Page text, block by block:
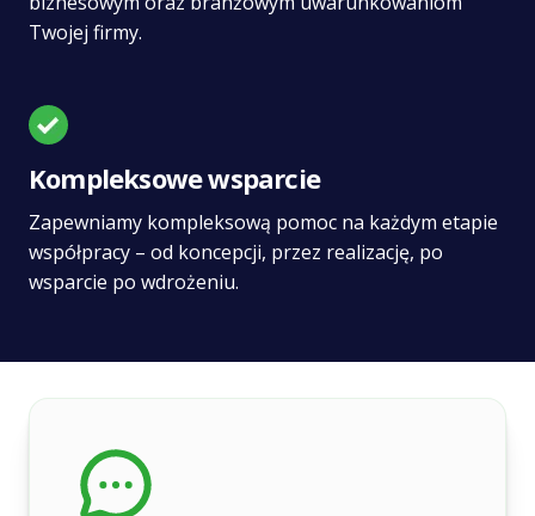
Twojej firmy.
Kompleksowe wsparcie
Zapewniamy kompleksową pomoc na każdym etapie
współpracy – od koncepcji, przez realizację, po
wsparcie po wdrożeniu.